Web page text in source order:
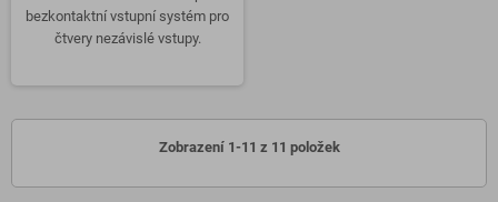
bezkontaktní vstupní systém pro
čtvery nezávislé vstupy.
Zobrazení 1-11 z 11 položek